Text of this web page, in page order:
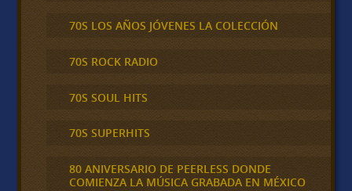
70S LOS AÑOS JÓVENES LA COLECCIÓN
70S ROCK RADIO
70S SOUL HITS
70S SUPERHITS
80 ANIVERSARIO DE PEERLESS DONDE
COMIENZA LA MÚSICA GRABADA EN MÉXICO